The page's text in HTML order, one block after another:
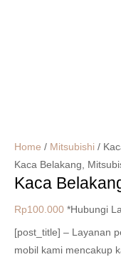
Home / Mitsubishi /
Kaca Belakang,
Kaca
Rp100.000 *Hubungi
[post_title] – Layanan
mobil kami mencakup